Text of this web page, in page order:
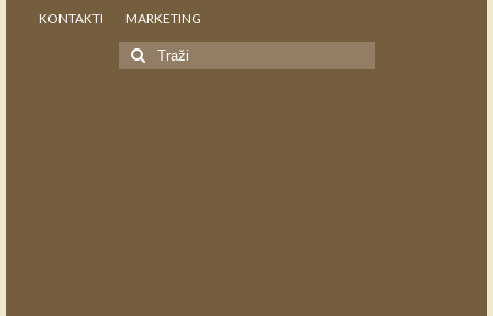
KONTAKTI MARKETING
Search
for: